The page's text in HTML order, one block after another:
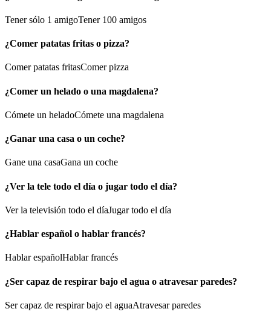
Tener sólo 1 amigoTener 100 amigos
¿Comer patatas fritas o pizza?
Comer patatas fritasComer pizza
¿Comer un helado o una magdalena?
Cómete un heladoCómete una magdalena
¿Ganar una casa o un coche?
Gane una casaGana un coche
¿Ver la tele todo el día o jugar todo el día?
Ver la televisión todo el díaJugar todo el día
¿Hablar español o hablar francés?
Hablar españolHablar francés
¿Ser capaz de respirar bajo el agua o atravesar paredes?
Ser capaz de respirar bajo el aguaAtravesar paredes